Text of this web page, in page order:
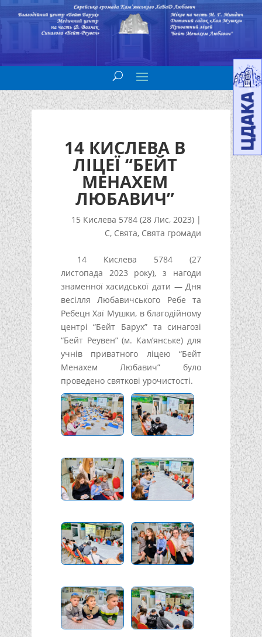
14 КИСЛЕВА В
ЛІЦЕЇ “БЕЙТ
МЕНАХЕМ
ЛЮБАВИЧ”
15 Кислева 5784 (28 Лис, 2023) |
С, Свята, Свята громади
14 Кислева 5784 (27
листопада 2023 року), з нагоди
знаменної хасидської дати — Дня
весілля Любавичського Ребе та
Ребецн Хаї Мушки, в благодійному
центрі “Бейт Барух” та синагозі
“Бейт Реувен” (м. Кам’янське) для
учнів приватного ліцею “Бейт
Менахем Любавич” було
проведено святкові урочистості.